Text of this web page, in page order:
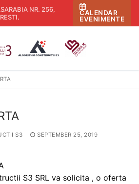
NR. 256,
.
CALENDAR
EVENIMENTE
S3
SEPTEMBER 25, 2019
S3 SRL va solicita , o oferta